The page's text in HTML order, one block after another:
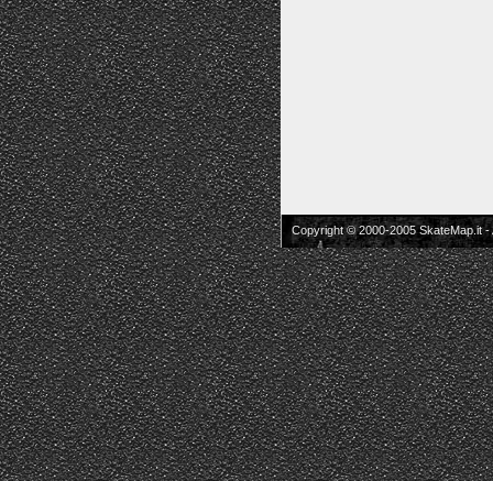
Copyright © 2000-2005 SkateMap.it -